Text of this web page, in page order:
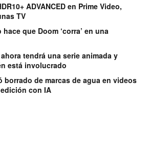
ADVANCED en Prime Video,
TV
que Doom ‘corra’ en una
tendrá una serie animada y
está involucrado
borrado de marcas de agua en videos
con IA